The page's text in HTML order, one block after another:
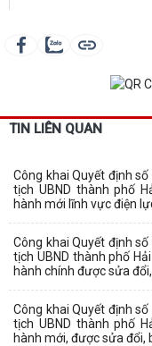
TIN LIÊN QUAN
Công khai Quyết định
tịch UBND thành phố
hành mới lĩnh vực điện
Công khai Quyết định
tịch UBND thành phố
hành chính được sửa đổi,...
Công khai Quyết định
tịch UBND thành phố
hành mới, được sửa đổi,